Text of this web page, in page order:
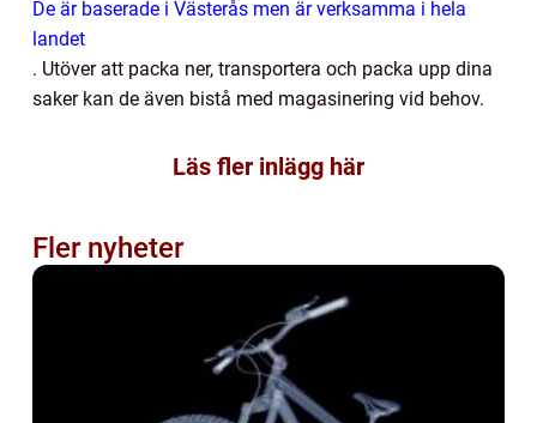
De är baserade i Västerås men är verksamma i hela
landet
. Utöver att packa ner, transportera och packa upp dina
saker kan de även bistå med magasinering vid behov.
Läs fler inlägg här
Fler nyheter